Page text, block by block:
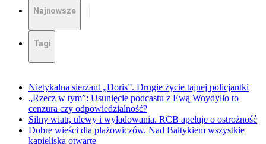
Najnowsze
Tagi
Nietykalna sierżant „Doris”. Drugie życie tajnej policjantki
„Rzecz w tym”: Usunięcie podcastu z Ewą Woydyłło to
cenzura czy odpowiedzialność?
Silny wiatr, ulewy i wyładowania. RCB apeluje o ostrożność
Dobre wieści dla plażowiczów. Nad Bałtykiem wszystkie
kąpieliska otwarte